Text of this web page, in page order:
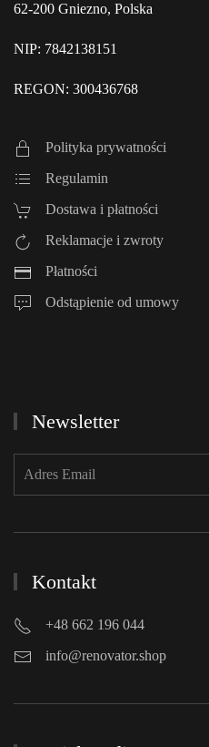
62-200 Gniezno, Polska
NIP: 7842138151
REGON: 300436768
Polityka prywatności
Regulamin
Dostawa i płatności
Reklamacje i zwroty
Płatności
Odstąpienie od umowy
Newsletter
Kontakt
+48 662 196 044
info@renovator.shop